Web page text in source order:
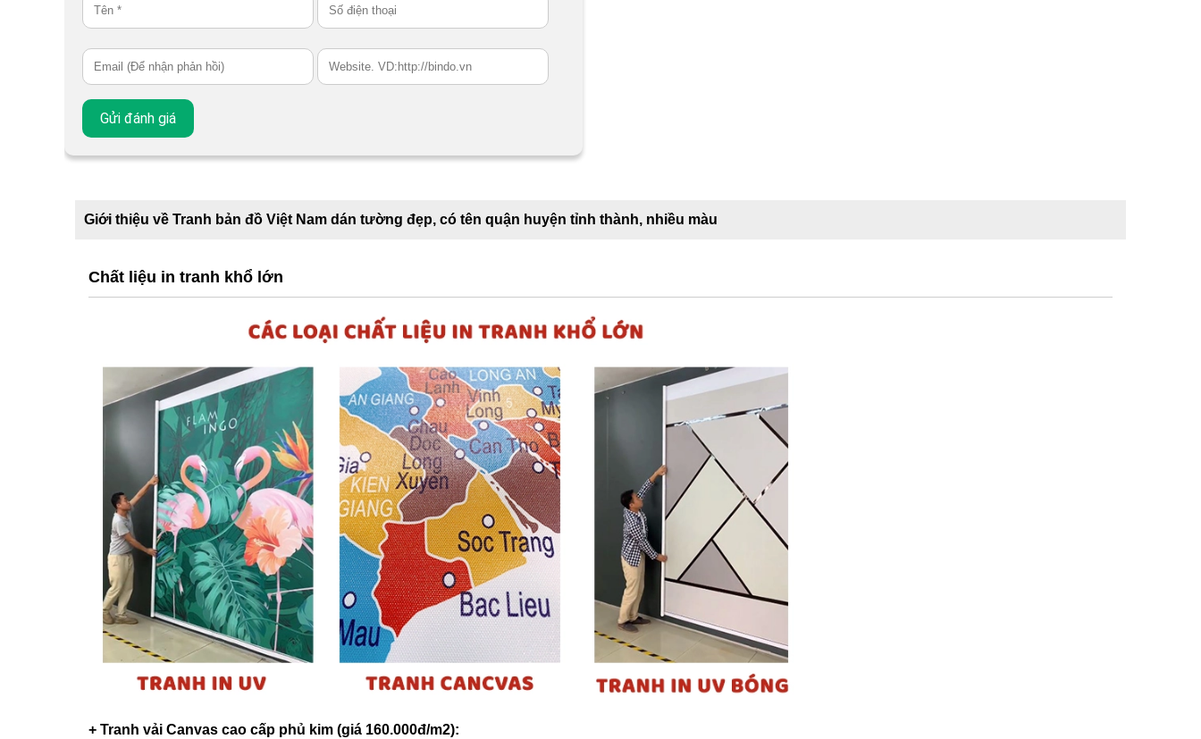
Giới thiệu về Tranh bản đồ Việt Nam dán tường đẹp, có tên quận huyện tỉnh thành, nhiều màu
Chất liệu in tranh khổ lớn
+ Tranh vải Canvas cao cấp phủ kim (giá 160.000đ/m2):